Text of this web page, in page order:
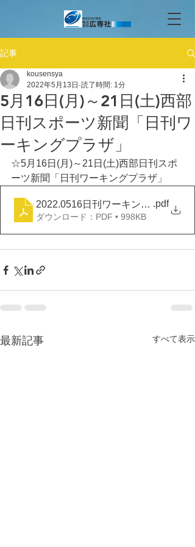
記事
5月16日(月)～21日(土)西部
日刊スポーツ新聞「日刊ワ
ーキングプラザ」
kousensya
2022年5月13日 読了時間: 1分
☆5月16日(月)～21日(土)西部日刊スポ
ーツ新聞「日刊ワーキングプラザ」
2022.0516日刊ワーキングプラザ
.pdf
ダウンロード：PDF • 998KB
最新記事 すべて表示